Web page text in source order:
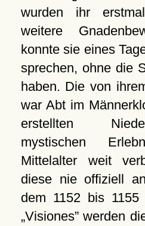
wurden ihr
weitere
konnte sie eines
sprechen, ohne die
haben. Die von
war Abt im
erstellten
mystischen
Mittelalter weit
diese nie offiziell
dem 1152 bis 1155
Visiones werden